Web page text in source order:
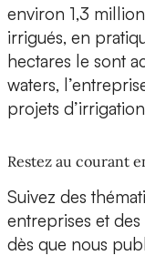
environ 1,3
irrigués, en
hectares le sont
waters,
projets
Restez au courant
Suivez des
entreprises et
dès que nous